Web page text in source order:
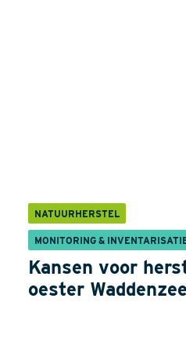
NATUURHERSTEL
MONITORING &
Kansen voor
oester Waddenzee